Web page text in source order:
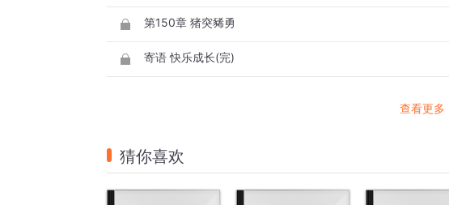
第150章 猪突豨勇
寄语 快乐成长(完)
查看更多
猜你喜欢